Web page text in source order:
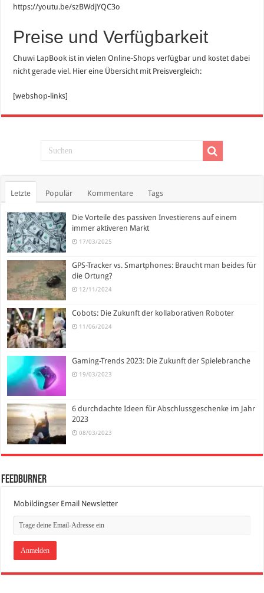
https://youtu.be/szBWdjYQC3o
Preise und Verfügbarkeit
Chuwi LapBook ist in vielen Online-Shops verfügbar und kostet dabei
nicht gerade viel. Hier eine Übersicht mit Preisvergleich:
[webshop-links]
Letzte Populär Kommentare Tags
Die Vorteile des passiven Investierens auf einem
immer aktiveren Markt
17/03/2025
GPS-Tracker vs. Smartphones: Braucht man beides für
die Ortung?
12/11/2024
Cobots: Die Zukunft der kollaborativen Roboter
11/06/2024
Gaming-Trends 2023: Die Zukunft der Spielebranche
19/03/2023
6 durchdachte Ideen für Abschlussgeschenke im Jahr
2023
08/03/2023
FeedBurner
Mobildingser Email Newsletter